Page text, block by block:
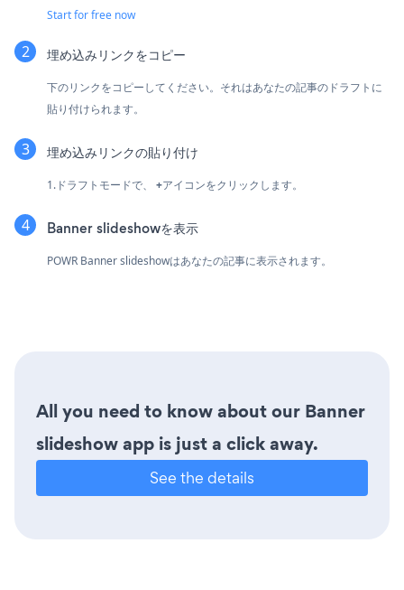
Start for free now
埋め込みリンクをコピー
下のリンクをコピーしてください。それはあなたの記事のドラフトに
貼り付けられます。
埋め込みリンクの貼り付け
1.ドラフトモードで、 +アイコンをクリックします。
Banner slideshowを表示
POWR Banner slideshowはあなたの記事に表示されます。
All you need to know about our Banner
slideshow app is just a click away.
See the details